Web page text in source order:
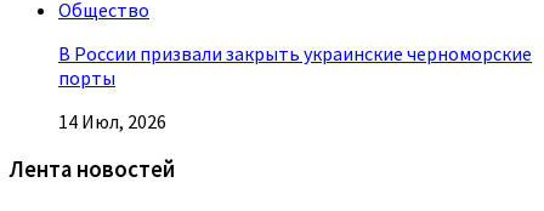
Общество
В России призвали закрыть украинские черноморские
порты
14 Июл, 2026
Лента новостей